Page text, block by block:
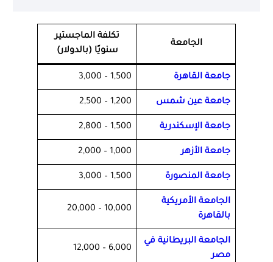
الجامعة
تكلفة الماجستير
سنويًا (بالدولار)
جامعة القاهرة 1,500 – 3,000
جامعة عين شمس 1,200 – 2,500
جامعة الإسكندرية 1,500 – 2,800
جامعة الأزهر 1,000 – 2,000
جامعة المنصورة 1,500 – 3,000
الجامعة الأمريكية
بالقاهرة
10,000 – 20,000
الجامعة البريطانية في
مصر
6,000 – 12,000